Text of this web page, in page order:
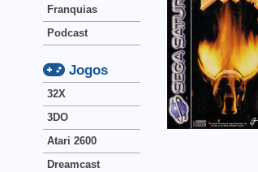
Franquias
Podcast
Jogos
32X
3DO
Atari 2600
Dreamcast